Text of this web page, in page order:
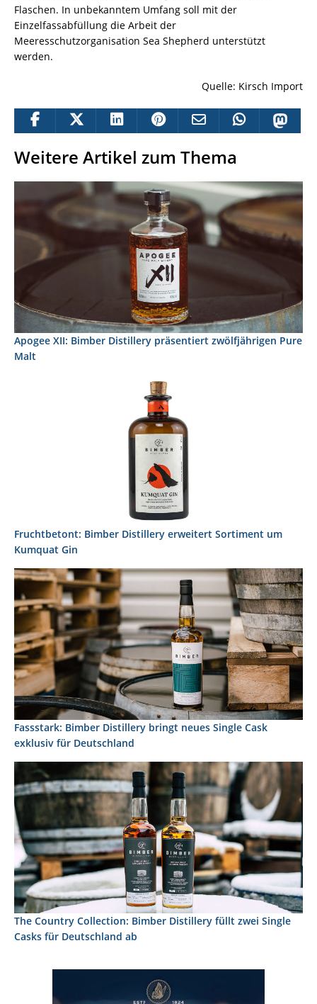
Flaschen. In unbekanntem Umfang soll mit der
Einzelfassabfüllung die Arbeit der
Meeresschutzorganisation Sea Shepherd unterstützt
werden.
Quelle: Kirsch Import
Weitere Artikel zum Thema
Apogee XII: Bimber Distillery präsentiert zwölfjährigen Pure
Malt
Fruchtbetont: Bimber Distillery erweitert Sortiment um
Kumquat Gin
Fassstark: Bimber Distillery bringt neues Single Cask
exklusiv für Deutschland
The Country Collection: Bimber Distillery füllt zwei Single
Casks für Deutschland ab